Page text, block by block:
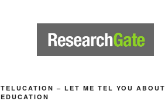
TELUCATION – LET ME TEL YOU ABOUT
EDUCATION